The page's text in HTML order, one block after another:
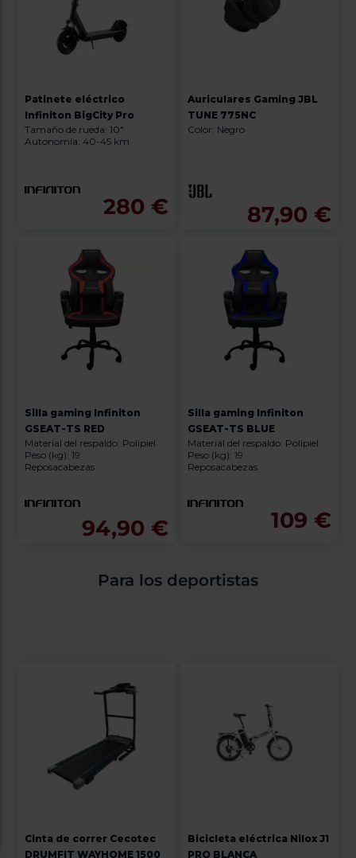
Patinete eléctrico
Infiniton BigCity Pro
Tamaño de rueda: 10"
Autonomía: 40-45 km
280 €
Auriculares Gaming JBL
TUNE 775NC
Color: Negro
87,90 €
Silla gaming Infiniton
GSEAT-TS RED
Material del respaldo: Polipiel
Peso (kg): 19
Reposacabezas
94,90 €
Silla gaming Infiniton
GSEAT-TS BLUE
Material del respaldo: Polipiel
Peso (kg): 19
Reposacabezas
109 €
Para los deportistas
Cinta de correr Cecotec
DRUMFIT WAYHOME 1500
Bicicleta eléctrica Nilox J1
PRO BLANCA